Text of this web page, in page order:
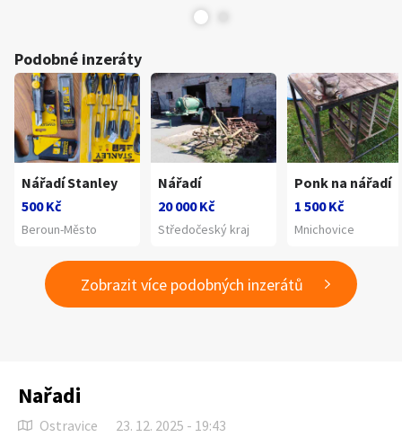
Podobné inzeráty
Nářadí Stanley
500 Kč
Beroun-Město
Nářadí
20 000 Kč
Středočeský kraj
Ponk na nářadí
1 500 Kč
Mnichovice
Zobrazit více podobných inzerátů
Nařadi
Ostravice 23. 12. 2025 - 19:43